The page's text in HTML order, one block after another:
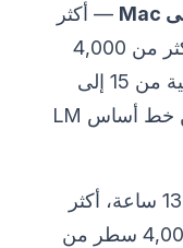
— أكثر
من 12 ساعة من العمل المتواصل، أكثر من 4,000
استدعاء للأداة، 14 تكرارًا، رفع الإنتاجية من 15 إلى
193 توكن/ثانية (أسرع بنحو 20% من خط أساس LM
— 13 ساعة، أكثر
من 1,000 استدعاء للأداة، أكثر من 4,000 سطر من